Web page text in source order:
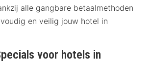
alle gangbare betaalmethoden
en veilig jouw hotel in
voor hotels in